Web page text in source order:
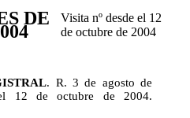
DE Visita nº desde el 12
de octubre de 2004
. R. 3 de agosto de
12 de octubre de 2004.